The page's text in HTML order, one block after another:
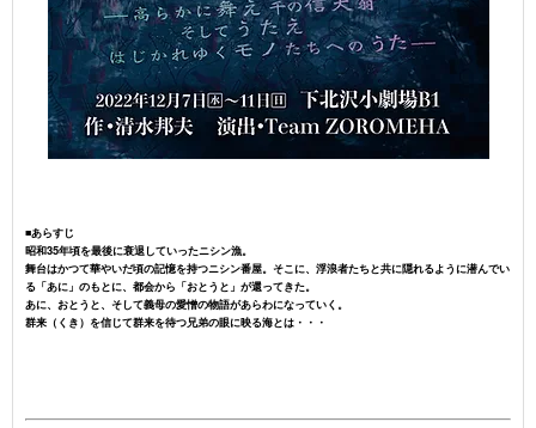
■あらすじ
昭和35年頃を最後に衰退していったニシン漁。
舞台はかつて華やいだ頃の記憶を持つニシン番屋。そこに、浮浪者たちと共に隠れるように潜んでい
る「あに」のもとに、都会から「おとうと」が還ってきた。
あに、おとうと、そして義母の愛憎の物語があらわになっていく。
群来（くき）を信じて群来を待つ兄弟の眼に映る海とは・・・